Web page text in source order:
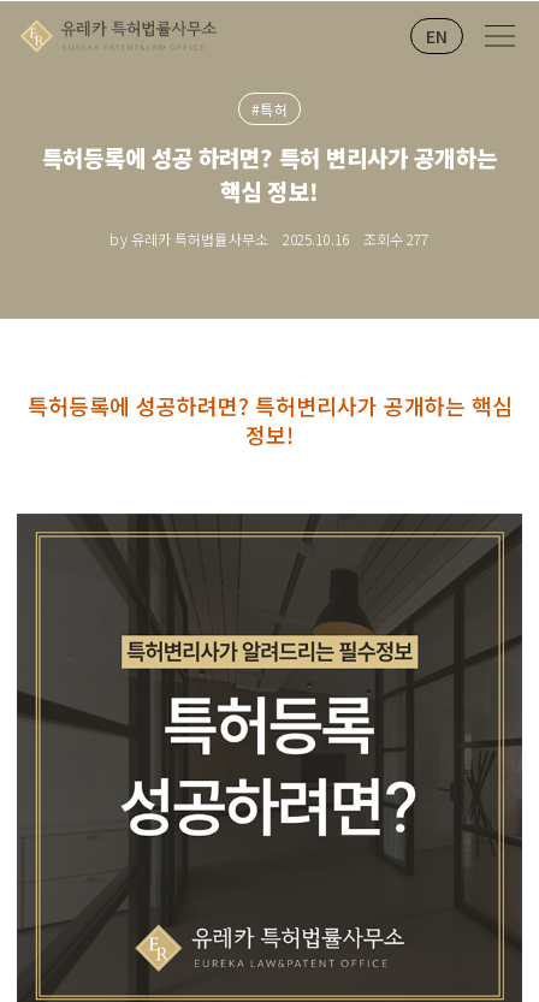
EN
#특허
특허등록에 성공 하려면? 특허 변리사가 공개하는
핵심 정보!
by 유레카 특허법률사무소 2025.10.16 조회수277
특허등록에 성공하려면? 특허변리사가 공개하는 핵심
정보!